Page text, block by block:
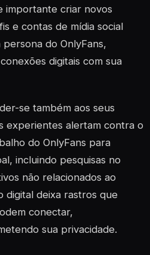
importante criar novos
e contas de mídia social
do OnlyFans,
digitais com sua
se também aos seus
experientes alertam contra o
do OnlyFans para
incluindo pesquisas no
não relacionados ao
digital deixa rastros que
conectar,
sua privacidade.